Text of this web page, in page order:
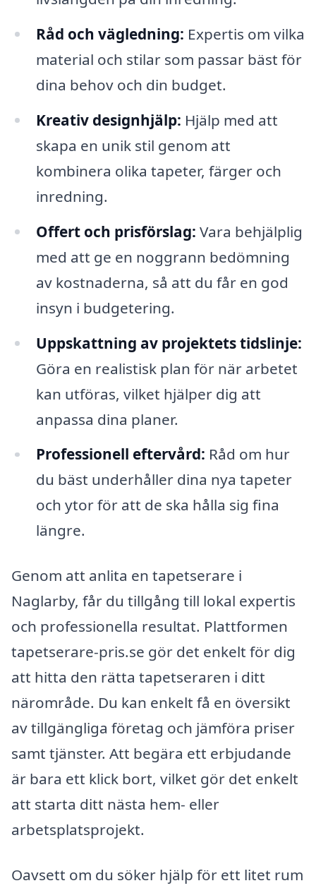
Råd och vägledning: Expertis om vilka
material och stilar som passar bäst för
dina behov och din budget.
Kreativ designhjälp: Hjälp med att
skapa en unik stil genom att
kombinera olika tapeter, färger och
inredning.
Offert och prisförslag: Vara behjälplig
med att ge en noggrann bedömning
av kostnaderna, så att du får en god
insyn i budgetering.
Uppskattning av projektets tidslinje:
Göra en realistisk plan för när arbetet
kan utföras, vilket hjälper dig att
anpassa dina planer.
Professionell eftervård: Råd om hur
du bäst underhåller dina nya tapeter
och ytor för att de ska hålla sig fina
längre.
Genom att anlita en tapetserare i
Naglarby, får du tillgång till lokal expertis
och professionella resultat. Plattformen
tapetserare-pris.se gör det enkelt för dig
att hitta den rätta tapetseraren i ditt
närområde. Du kan enkelt få en översikt
av tillgängliga företag och jämföra priser
samt tjänster. Att begära ett erbjudande
är bara ett klick bort, vilket gör det enkelt
att starta ditt nästa hem- eller
arbetsplatsprojekt.
Oavsett om du söker hjälp för ett litet rum